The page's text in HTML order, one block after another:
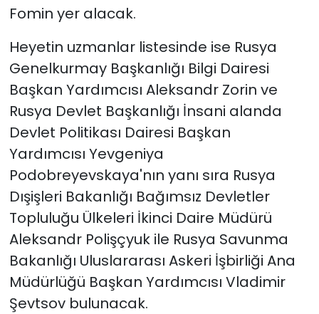
Fomin yer alacak.
Heyetin uzmanlar listesinde ise Rusya
Genelkurmay Başkanlığı Bilgi Dairesi
Başkan Yardımcısı Aleksandr Zorin ve
Rusya Devlet Başkanlığı İnsani alanda
Devlet Politikası Dairesi Başkan
Yardımcısı Yevgeniya
Podobreyevskaya'nın yanı sıra Rusya
Dışişleri Bakanlığı Bağımsız Devletler
Topluluğu Ülkeleri İkinci Daire Müdürü
Aleksandr Polişçyuk ile Rusya Savunma
Bakanlığı Uluslararası Askeri İşbirliği Ana
Müdürlüğü Başkan Yardımcısı Vladimir
Şevtsov bulunacak.